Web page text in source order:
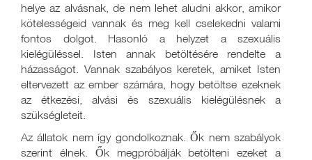
helye az alvásnak, de nem lehet aludni akkor, amikor
kötelességeid vannak és meg kell cselekedni valami
fontos dolgot. Hasonló a helyzet a szexuális
kielégüléssel. Isten annak betöltésére rendelte a
házasságot. Vannak szabályos keretek, amiket Isten
eltervezett az ember számára, hogy betöltse ezeknek
az étkezési, alvási és szexuális kielégülésnek a
szükségleteit.
Az állatok nem így gondolkoznak. Ők nem szabályok
szerint élnek. Ők megpróbálják betölteni ezeket a